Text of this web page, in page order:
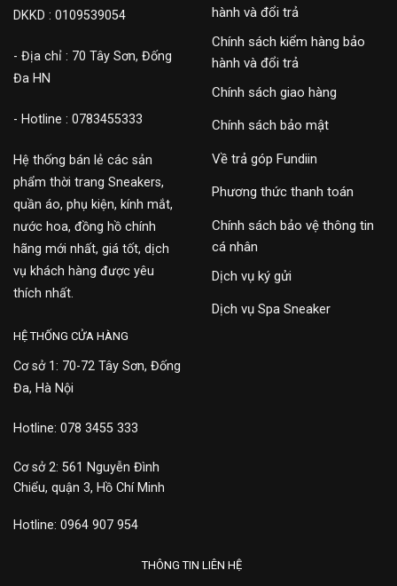
DKKD : 0109539054
- Địa chỉ : 70 Tây Sơn, Đống
Đa HN
- Hotline : 0783455333
Hệ thống bán lẻ các sản
phẩm thời trang Sneakers,
quần áo, phụ kiện, kính mắt,
nước hoa, đồng hồ chính
hãng mới nhất, giá tốt, dịch
vụ khách hàng được yêu
thích nhất.
hành và đổi trả
Chính sách kiểm hàng bảo
hành và đổi trả
Chính sách giao hàng
Chính sách bảo mật
Về trả góp Fundiin
Phương thức thanh toán
Chính sách bảo vệ thông tin
cá nhân
Dịch vụ ký gửi
Dịch vụ Spa Sneaker
HỆ THỐNG CỬA HÀNG
Cơ sở 1: 70-72 Tây Sơn, Đống
Đa, Hà Nội
Hotline: 078 3455 333
Cơ sở 2: 561 Nguyễn Đình
Chiểu, quận 3, Hồ Chí Minh
Hotline: 0964 907 954
THÔNG TIN LIÊN HỆ